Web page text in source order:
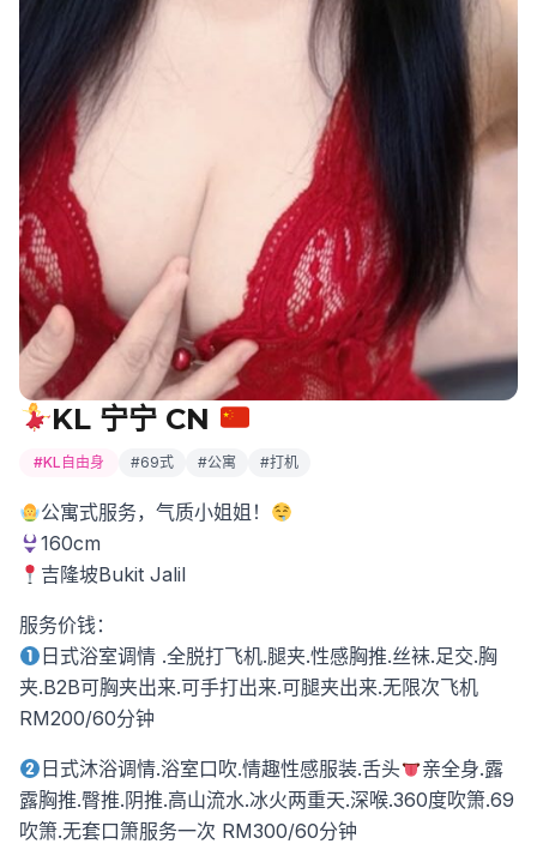
KL 宁宁 CN
#KL自由身 #69式 #公寓 #打机
公寓式服务，气质小姐姐！
160cm
吉隆坡Bukit Jalil
服务价钱：
日式浴室调情 .全脱打飞机.腿夹.性感胸推.丝袜.足交.胸
夹.B2B可胸夹出来.可手打出来.可腿夹出来.无限次飞机
RM200/60分钟
日式沐浴调情.浴室口吹.情趣性感服装.舌头
亲全身.露
露胸推.臀推.阴推.高山流水.冰火两重天.深喉.360度吹箫.69
吹箫.无套口箫服务一次 RM300/60分钟